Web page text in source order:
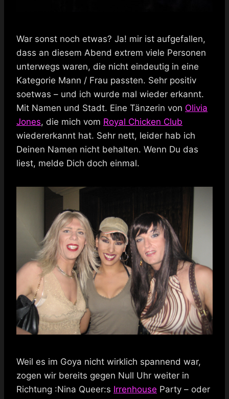
War sonst noch etwas? Ja! mir ist aufgefallen,
dass an diesem Abend extrem viele Personen
unterwegs waren, die nicht eindeutig in eine
Kategorie Mann / Frau passten. Sehr positiv
soetwas – und ich wurde mal wieder erkannt.
Mit Namen und Stadt. Eine Tänzerin von Olivia
Jones, die mich vom Royal Chicken Club
wiedererkannt hat. Sehr nett, leider hab ich
Deinen Namen nicht behalten. Wenn Du das
liest, melde Dich doch einmal.
Weil es im Goya nicht wirklich spannend war,
zogen wir bereits gegen Null Uhr weiter in
Richtung :Nina Queer:s Irrenhouse Party – oder